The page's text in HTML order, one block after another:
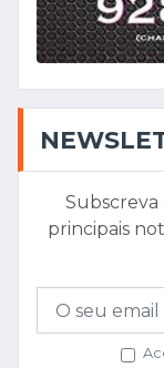
Subscreva
principais